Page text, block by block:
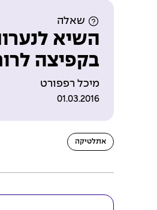
ת
שאלה
השיא
בקפיצה
מיכל רפפורט
01.03.2016
אתלטיקה